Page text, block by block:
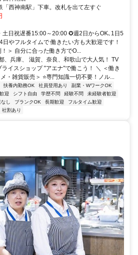
「西神南駅」下車。改札を出て左すぐ
土日祝遅番15:00～20:00 ✪週2日からOK､1日5
やフルタイムで 働きたい方も大歓迎です！
＞ 自分に合った働き方でO...
、兵庫、 滋賀、奈良、和歌山で大人気！ TV
イスショップ "アエナ"で働こう！ ＼ ＜働き
・雑貨販売＞ ⭐専門知識一切不要！ノル...
扶養内勤務OK 社員登用あり
副業・WワークOK
迎 シフト自由 学歴不問 経験不問
未経験者歓迎
し ブランクOK 長期歓迎
フルタイム歓迎
社割あり